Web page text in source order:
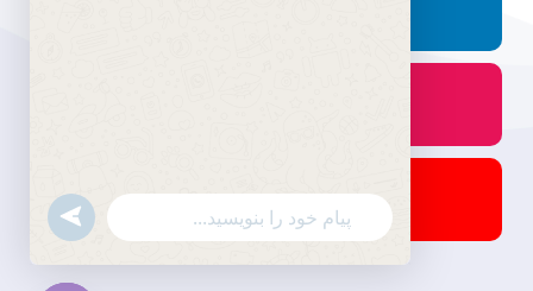
WhatsApp
Message
undefined